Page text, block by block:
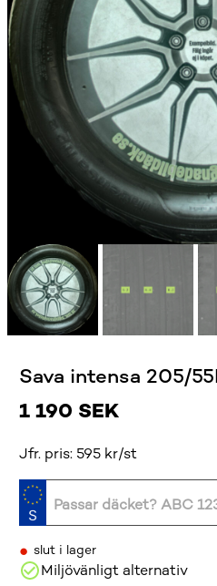
Sava intensa 205/
1 190 SEK
Jfr. pris: 595 kr/st
• slut i lager
Miljövänligt alternativ